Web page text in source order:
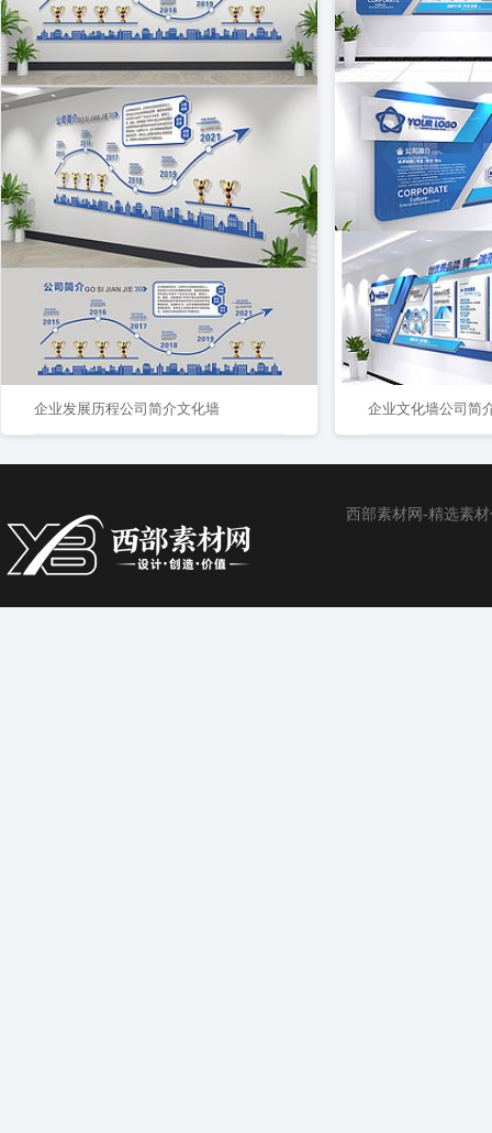
企业发展历程公司简介文化墙 企业文化墙公司简
西部素材网-精选素